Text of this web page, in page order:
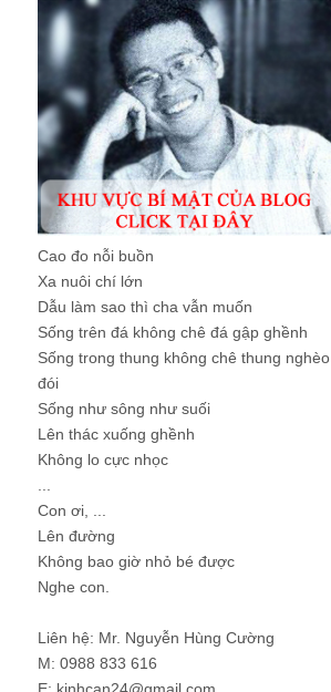
Cao đo nỗi buồn
Xa nuôi chí lớn
Dẫu làm sao thì cha vẫn muốn
Sống trên đá không chê đá gập ghềnh
Sống trong thung không chê thung nghèo
đói
Sống như sông như suối
Lên thác xuống ghềnh
Không lo cực nhọc
Con ơi, ...
Lên đường
Không bao giờ nhỏ bé được
Nghe con.
Liên hệ: Mr. Nguyễn Hùng Cường
M: 0988 833 616
E: kinhcan24@gmail.com